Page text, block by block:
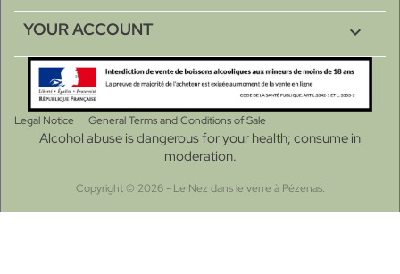
YOUR ACCOUNT 
Legal Notice General Terms and Conditions of Sale
Alcohol abuse is dangerous for your health; consume in
moderation.
Copyright © 2026 - Le Nez dans le verre à Pézenas.